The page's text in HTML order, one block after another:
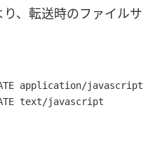
、転送時のファイル
application/javascript
text/javascript